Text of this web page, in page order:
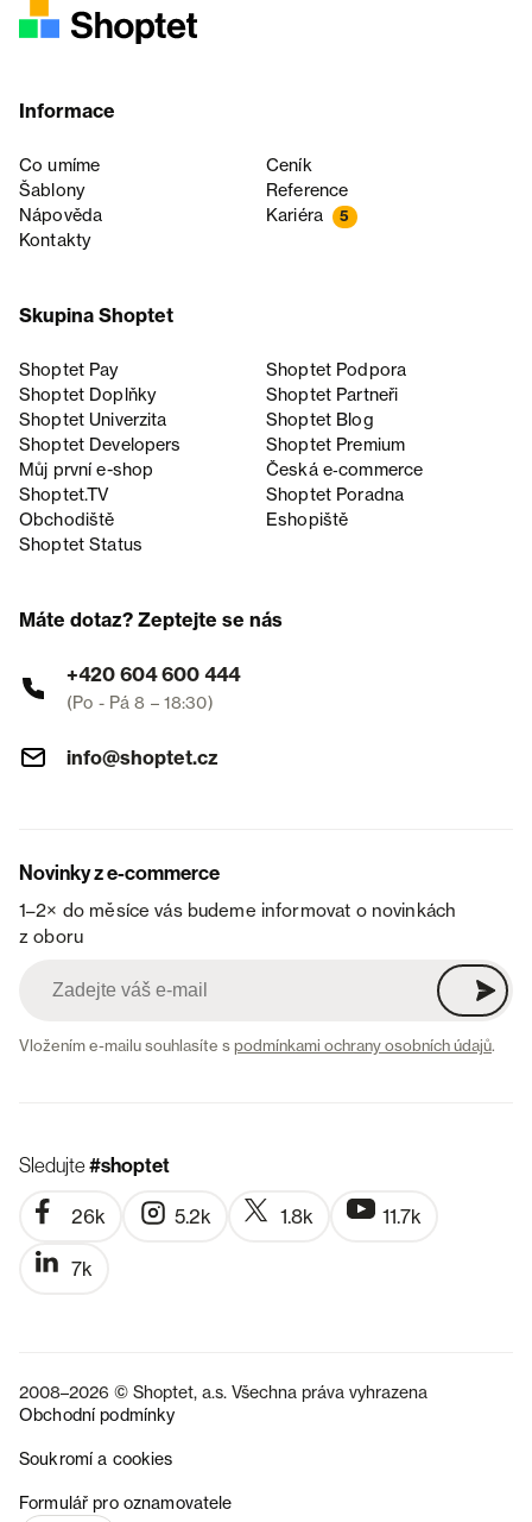
Informace
Co umíme
Ceník
Šablony
Reference
Nápověda
Kariéra 5
Kontakty
Skupina Shoptet
Shoptet Pay
Shoptet Podpora
Shoptet Doplňky
Shoptet Partneři
Shoptet Univerzita
Shoptet Blog
Shoptet Developers
Shoptet Premium
Můj první e-shop
Česká e‑commerce
Shoptet.TV
Shoptet Poradna
Obchodiště
Eshopiště
Shoptet Status
Máte dotaz? Zeptejte se nás
+420 604 600 444
(Po - Pá 8 – 18:30)
info@shoptet.cz
Novinky z e-commerce
1–2× do měsíce vás budeme informovat o novinkách
z oboru
Vložením e-mailu souhlasíte spodmínkami ochrany osobních údajů.
Sledujte#shoptet
26k 5.2k 1.8k 11.7k
7k
2008–2026 © Shoptet, a.s. Všechna práva vyhrazena
Obchodní podmínky
Soukromí a cookies
Formulář pro oznamovatele